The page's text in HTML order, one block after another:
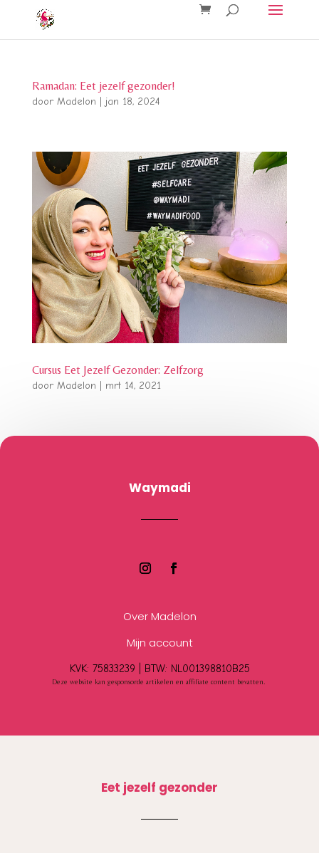
Ramadan: Eet jezelf gezonder!
door Madelon jan 18, 2024
Cursus Eet Jezelf Gezonder: Zelfzorg
door Madelon mrt 14, 2021
Waymadi
Over Madelon
Mijn account
KVK: 75833239 | BTW: NL001398810B25
Deze website kan gesponsorde artikelen en affiliate content bevatten.
Eet jezelf gezonder